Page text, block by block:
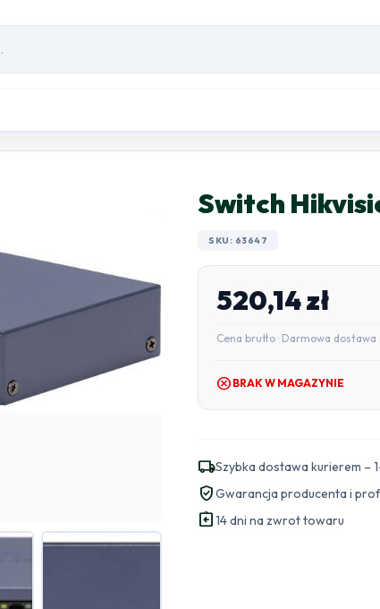
Switch
SKU: 63647
520,14zł
Cena brutto · Darmowa
cancel BRAK W MAGAZYNIE
local_shippingSzybka dostawa kurierem –
verified_userGwarancja producenta i
assignment_return14 dni na zwrot towaru